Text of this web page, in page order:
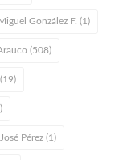
González F. (1)
(508)
Pérez (1)